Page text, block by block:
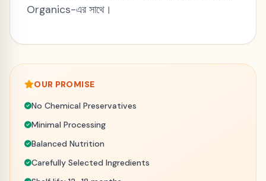
Organics-এর সাথে।
OUR PROMISE
No Chemical Preservatives
Minimal Processing
Balanced Nutrition
Carefully Selected Ingredients